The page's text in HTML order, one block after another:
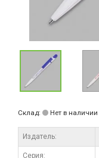
Склад: Нет в наличии
Издатель:
Серия: